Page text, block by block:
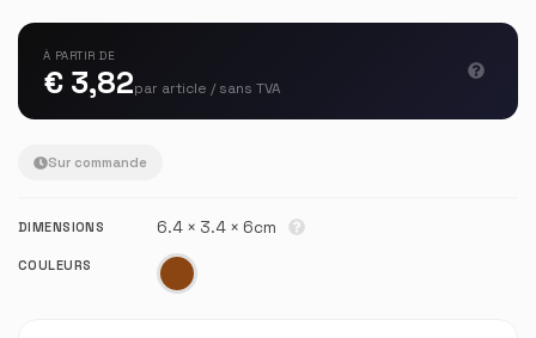
À PARTIR DE
€ 3,82par article / sans TVA
Sur commande
DIMENSIONS 6.4 × 3.4 × 6cm
COULEURS